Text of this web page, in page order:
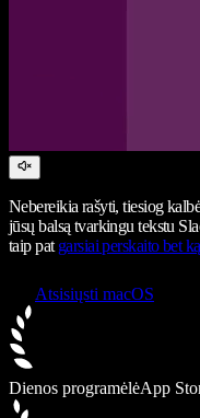
Nebereikia rašyti, tiesiog
jūsų balsą tvarkingu tekstu
taip pat garsiai perskaito bet ką
Atsisiųsti macOS
Dienos programėlėApp